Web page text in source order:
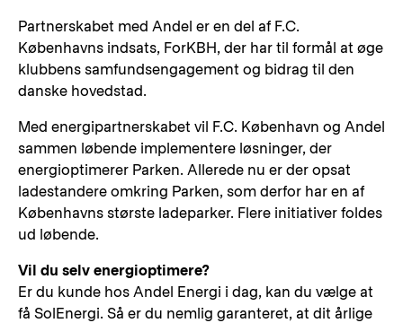
Partnerskabet med Andel er en del af F.C.
Københavns indsats, ForKBH, der har til formål at øge
klubbens samfundsengagement og bidrag til den
danske hovedstad.
Med energipartnerskabet vil F.C. København og Andel
sammen løbende implementere løsninger, der
energioptimerer Parken. Allerede nu er der opsat
ladestandere omkring Parken, som derfor har en af
Københavns største ladeparker. Flere initiativer foldes
ud løbende.
Vil du selv energioptimere?
Er du kunde hos Andel Energi i dag, kan du vælge at
få SolEnergi. Så er du nemlig garanteret, at dit årlige